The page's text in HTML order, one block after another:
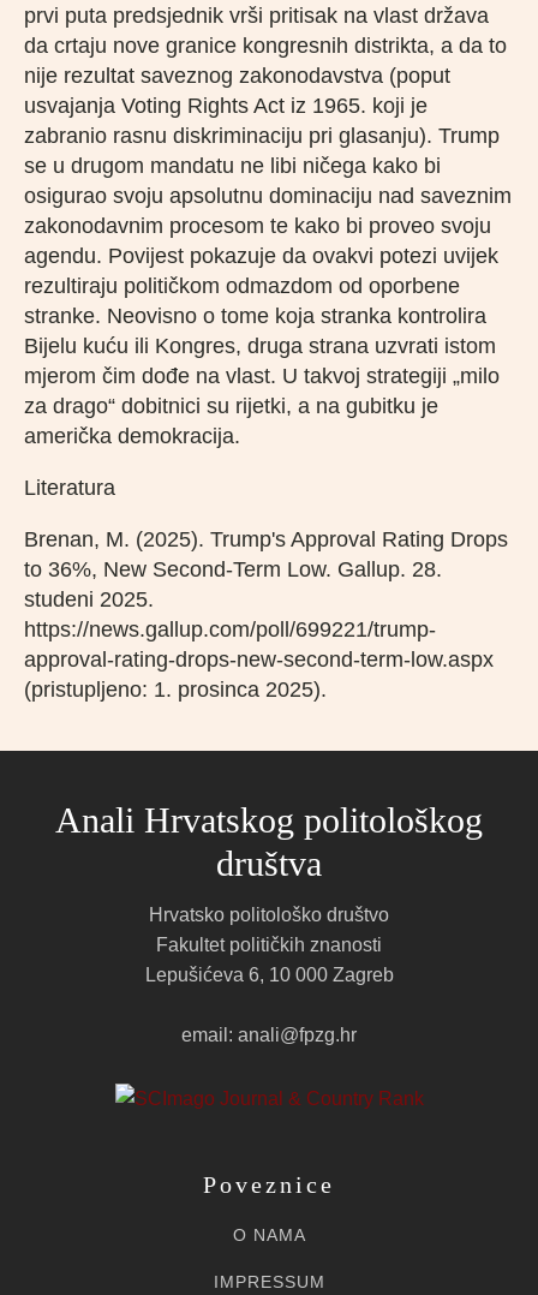
prvi puta predsjednik vrši pritisak na vlast država
da crtaju nove granice kongresnih distrikta, a da to
nije rezultat saveznog zakonodavstva (poput
usvajanja Voting Rights Act iz 1965. koji je
zabranio rasnu diskriminaciju pri glasanju). Trump
se u drugom mandatu ne libi ničega kako bi
osigurao svoju apsolutnu dominaciju nad saveznim
zakonodavnim procesom te kako bi proveo svoju
agendu. Povijest pokazuje da ovakvi potezi uvijek
rezultiraju političkom odmazdom od oporbene
stranke. Neovisno o tome koja stranka kontrolira
Bijelu kuću ili Kongres, druga strana uzvrati istom
mjerom čim dođe na vlast. U takvoj strategiji „milo
za drago“ dobitnici su rijetki, a na gubitku je
američka demokracija.
Literatura
Brenan, M. (2025). Trump's Approval Rating Drops
to 36%, New Second-Term Low. Gallup. 28.
studeni 2025.
https://news.gallup.com/poll/699221/trump-
approval-rating-drops-new-second-term-low.aspx
(pristupljeno: 1. prosinca 2025).
Anali Hrvatskog politološkog
društva
Hrvatsko politološko društvo
Fakultet političkih znanosti
Lepušićeva 6, 10 000 Zagreb
email: anali@fpzg.hr
Poveznice
O NAMA
IMPRESSUM